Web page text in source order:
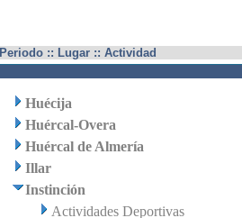
Periodo :: Lugar :: Actividad
Huécija
Huércal-Overa
Huércal de Almería
Illar
Instinción
Actividades Deportivas